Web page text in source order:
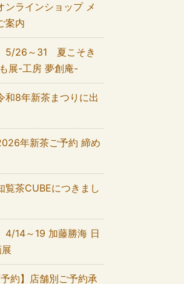
ンラインショップ メ
案内
5/26～31 夏こそき
展-工房 夢創庵-
和8年新茶まつりに出
年新茶ご予約 締め
覧茶CUBEにつきまし
4/14～19 加藤勝海 日
約】店舗別ご予約承